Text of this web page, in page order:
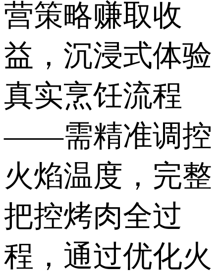
营策略赚取收
益，沉浸式体验
真实烹饪流程
——需精准调控
火焰温度，完整
把控烤肉全过
程，通过优化火